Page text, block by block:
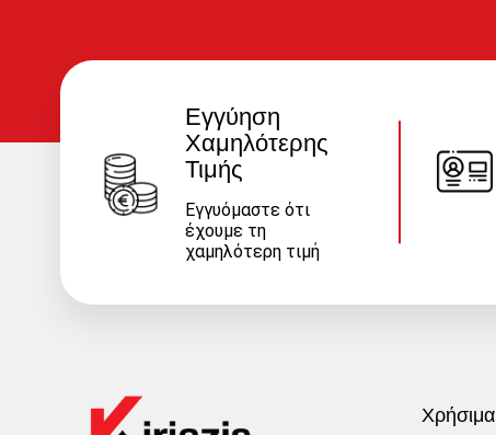
Εγγύηση
Χαμηλότερης
Τιμής
Εγγυόμαστε ότι
έχουμε τη
χαμηλότερη τιμή
Χρήσιμα